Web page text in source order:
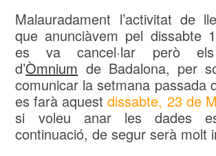
Malauradament l’activitat de
que anunciàvem pel dissabte
es va cancel·lar però els
d’Òmnium de Badalona, per
comunicar la setmana passada
es farà aquestdissabte, 23 de
si voleu anar les dades
continuació, de segur serà molt